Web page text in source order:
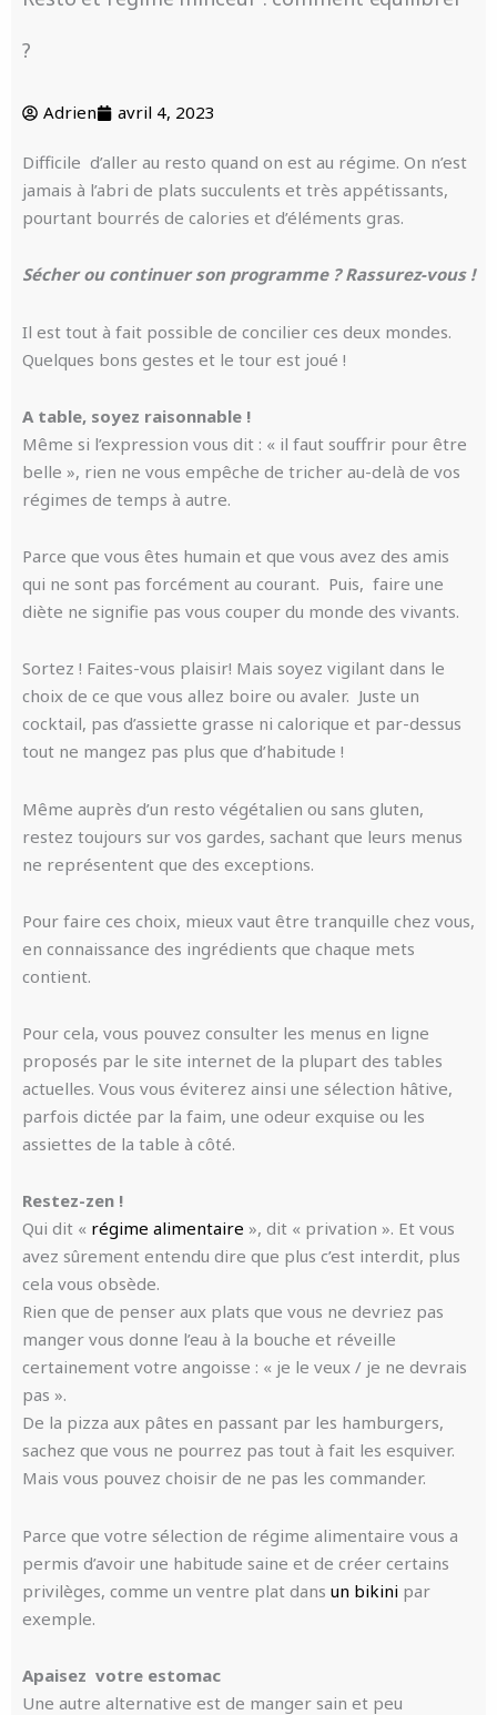
?
Adrien avril 4, 2023
Difficile d’aller au resto quand on est au régime. On n’est
jamais à l’abri de plats succulents et très appétissants,
pourtant bourrés de calories et d’éléments gras.
Sécher ou continuer son programme ? Rassurez-vous !
Il est tout à fait possible de concilier ces deux mondes.
Quelques bons gestes et le tour est joué !
A table, soyez raisonnable !
Même si l’expression vous dit : « il faut souffrir pour être
belle », rien ne vous empêche de tricher au-delà de vos
régimes de temps à autre.
Parce que vous êtes humain et que vous avez des amis
qui ne sont pas forcément au courant. Puis, faire une
diète ne signifie pas vous couper du monde des vivants.
Sortez ! Faites-vous plaisir! Mais soyez vigilant dans le
choix de ce que vous allez boire ou avaler. Juste un
cocktail, pas d’assiette grasse ni calorique et par-dessus
tout ne mangez pas plus que d’habitude !
Même auprès d’un resto végétalien ou sans gluten,
restez toujours sur vos gardes, sachant que leurs menus
ne représentent que des exceptions.
Pour faire ces choix, mieux vaut être tranquille chez vous,
en connaissance des ingrédients que chaque mets
contient.
Pour cela, vous pouvez consulter les menus en ligne
proposés par le site internet de la plupart des tables
actuelles. Vous vous éviterez ainsi une sélection hâtive,
parfois dictée par la faim, une odeur exquise ou les
assiettes de la table à côté.
Restez-zen !
Qui dit « régime alimentaire », dit « privation ». Et vous
avez sûrement entendu dire que plus c’est interdit, plus
cela vous obsède.
Rien que de penser aux plats que vous ne devriez pas
manger vous donne l’eau à la bouche et réveille
certainement votre angoisse : « je le veux / je ne devrais
pas ».
De la pizza aux pâtes en passant par les hamburgers,
sachez que vous ne pourrez pas tout à fait les esquiver.
Mais vous pouvez choisir de ne pas les commander.
Parce que votre sélection de régime alimentaire vous a
permis d’avoir une habitude saine et de créer certains
privilèges, comme un ventre plat dans un bikini par
exemple.
Apaisez votre estomac
Une autre alternative est de manger sain et peu